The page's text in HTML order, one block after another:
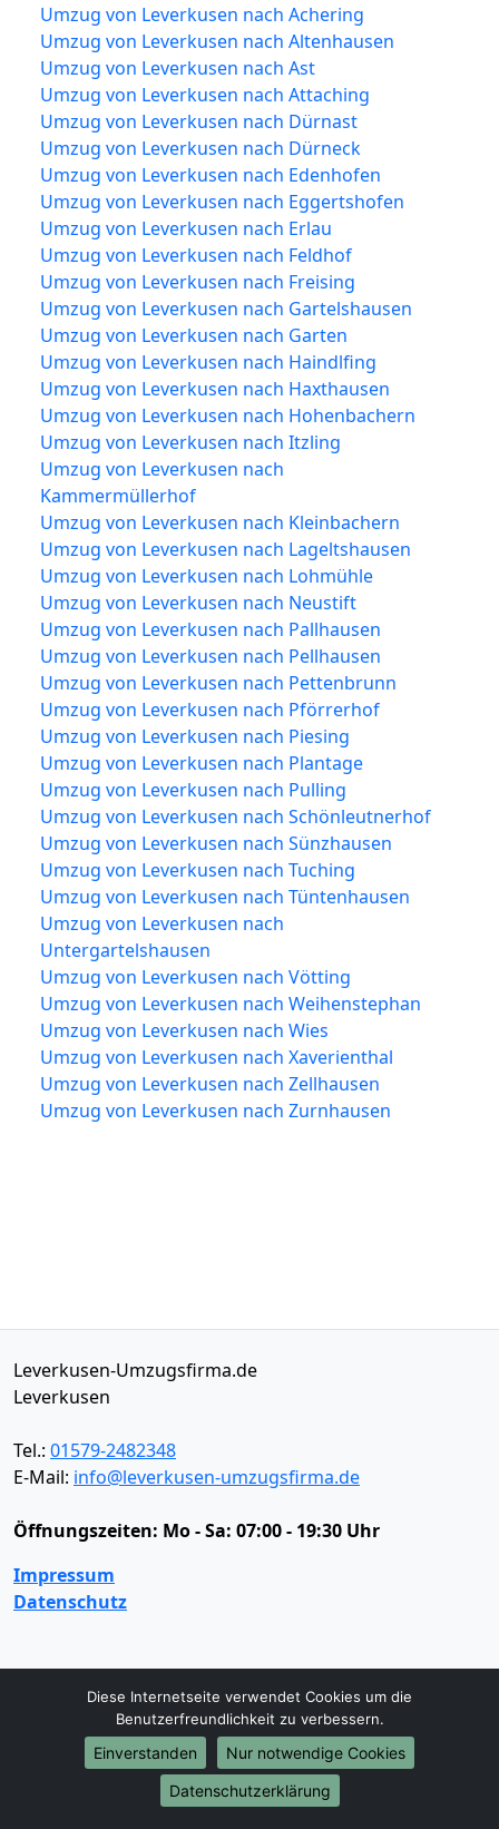
Umzug von Leverkusen nach Achering
Umzug von Leverkusen nach Altenhausen
Umzug von Leverkusen nach Ast
Umzug von Leverkusen nach Attaching
Umzug von Leverkusen nach Dürnast
Umzug von Leverkusen nach Dürneck
Umzug von Leverkusen nach Edenhofen
Umzug von Leverkusen nach Eggertshofen
Umzug von Leverkusen nach Erlau
Umzug von Leverkusen nach Feldhof
Umzug von Leverkusen nach Freising
Umzug von Leverkusen nach Gartelshausen
Umzug von Leverkusen nach Garten
Umzug von Leverkusen nach Haindlfing
Umzug von Leverkusen nach Haxthausen
Umzug von Leverkusen nach Hohenbachern
Umzug von Leverkusen nach Itzling
Umzug von Leverkusen nach
Kammermüllerhof
Umzug von Leverkusen nach Kleinbachern
Umzug von Leverkusen nach Lageltshausen
Umzug von Leverkusen nach Lohmühle
Umzug von Leverkusen nach Neustift
Umzug von Leverkusen nach Pallhausen
Umzug von Leverkusen nach Pellhausen
Umzug von Leverkusen nach Pettenbrunn
Umzug von Leverkusen nach Pförrerhof
Umzug von Leverkusen nach Piesing
Umzug von Leverkusen nach Plantage
Umzug von Leverkusen nach Pulling
Umzug von Leverkusen nach Schönleutnerhof
Umzug von Leverkusen nach Sünzhausen
Umzug von Leverkusen nach Tuching
Umzug von Leverkusen nach Tüntenhausen
Umzug von Leverkusen nach
Untergartelshausen
Umzug von Leverkusen nach Vötting
Umzug von Leverkusen nach Weihenstephan
Umzug von Leverkusen nach Wies
Umzug von Leverkusen nach Xaverienthal
Umzug von Leverkusen nach Zellhausen
Umzug von Leverkusen nach Zurnhausen
Leverkusen-Umzugsfirma.de
Leverkusen
Tel.: 01579-2482348
E-Mail: info@leverkusen-umzugsfirma.de
Öffnungszeiten: Mo - Sa: 07:00 - 19:30 Uhr
Impressum
Datenschutz
Umzugsservice Behördenumzug
Büroumzug
Fernumzug
Firmenumzug
Laborumzug
Mini Umzug
Praxisumzug
Privatumzug
Studentenumzug
Diese Internetseite verwendet Cookies um die
Benutzerfreundlichkeit zu verbessern.
Einverstanden
Nur notwendige Cookies
Datenschutzerklärung